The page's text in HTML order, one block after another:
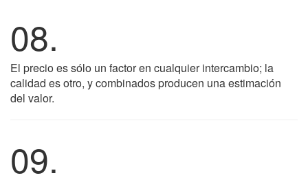
08.
El precio es sólo un factor en cualquier intercambio; la
calidad es otro, y combinados producen una estimación
del valor.
09.